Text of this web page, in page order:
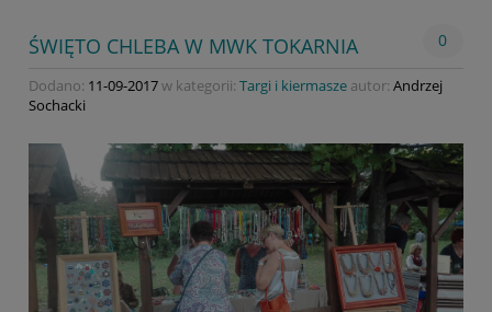
ŚWIĘTO CHLEBA W MWK TOKARNIA 0
Dodano: 11-09-2017w kategorii: Targi i kiermasze autor: Andrzej
Sochacki